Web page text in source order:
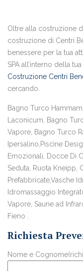
Oltre alla costruzione
costruzione di Centri
benessere per la tua
SPA all’interno della
Costruzione Centri
cercando.
Bagno Turco
Laconicum, Bagno
Vapore, Bagno Turco
Ipersalino,Piscine
Emozionali, Docce Di
Seduta, Ruota Kneipp,
Prefabbricate,Vasche
Idromassaggio
Vapore, Saune ad
Fieno .
Richiesta
Nome e